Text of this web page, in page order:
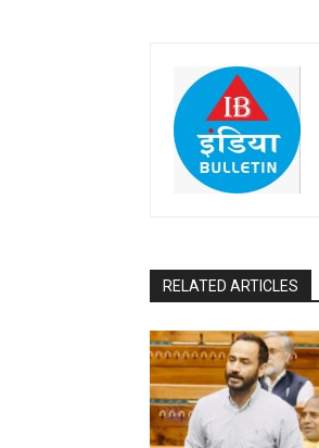
RELATED ARTICLES